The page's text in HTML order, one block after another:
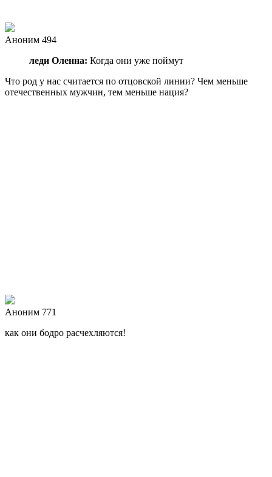
Аноним 494
леди Оленна: Когда они уже поймут
Что род у нас считается по отцовской линии? Чем меньше
отечественных мужчин, тем меньше нация?
Аноним 771
как они бодро расчехляются!